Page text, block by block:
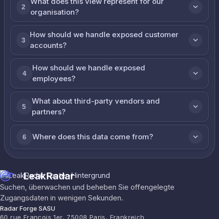
2
organisation?
3
How should we handle exposed customer
accounts?
4
How should we handle exposed
employees?
5
What about third-party vendors and
partners?
6 Where does this data come from?
LeakRadar
Suchen, überwachen und beheben Sie offengelegte
Zugangsdaten in wenigen Sekunden.
Radar Forge SASU
60 rue François 1er, 75008 Paris, Frankreich